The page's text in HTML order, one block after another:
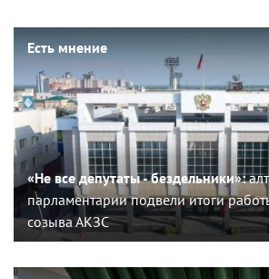
Есть мнение
«Не все депутаты - бездельники»:
парламентарии подвели итоги
созыва АКЗС